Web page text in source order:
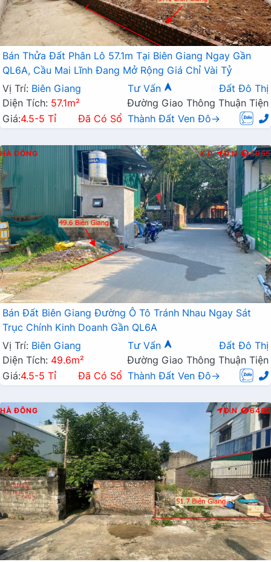
Bán Thửa Đất Phân Lô 57.1m Tại Biên Giang Ngay Gần
QL6A, Cầu Mai Lĩnh Đang Mở Rộng Giá Chỉ Vài Tỷ
Vị Trí: Biên Giang Tư Vấn
Đất Đô Thị
Diện Tích: 57.1m²
Đường Giao Thông Thuận Tiện
Giá:4.5-5 Tỉ Đã Có Sổ Thành Đất Ven Đô→
HÀ ĐÔNG K.D Đ.N 3965
Bán Đất Biên Giang Đường Ô Tô Tránh Nhau Ngay Sát
Trục Chính Kinh Doanh Gần QL6A
Vị Trí: Biên Giang Tư Vấn
Đất Đô Thị
Diện Tích: 49.6m²
Đường Giao Thông Thuận Tiện
Giá:4.5-5 Tỉ Đã Có Sổ Thành Đất Ven Đô→
HÀ ĐÔNG Đ.N 6480